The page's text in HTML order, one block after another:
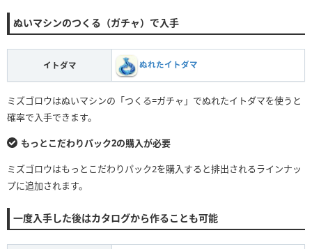
ぬいマシンのつくる（ガチャ）で入手
イトダマ ぬれたイトダマ
ミズゴロウはぬいマシンの「つくる=ガチャ」でぬれたイトダマを使うと
確率で入手できます。
もっとこだわりパック2の購入が必要
ミズゴロウはもっとこだわりパック2を購入すると排出されるラインナッ
プに追加されます。
一度入手した後はカタログから作ることも可能